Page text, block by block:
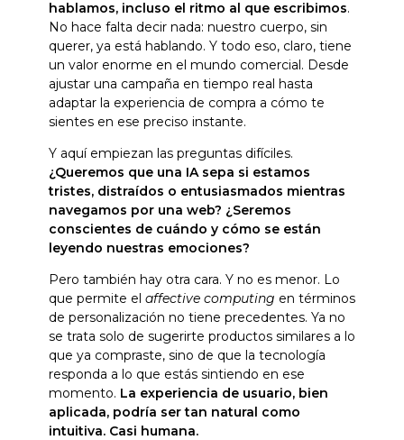
hablamos, incluso el ritmo al que escribimos.
No hace falta decir nada: nuestro cuerpo, sin
querer, ya está hablando. Y todo eso, claro, tiene
un valor enorme en el mundo comercial. Desde
ajustar una campaña en tiempo real hasta
adaptar la experiencia de compra a cómo te
sientes en ese preciso instante.
Y aquí empiezan las preguntas difíciles.
¿Queremos que una IA sepa si estamos
tristes, distraídos o entusiasmados mientras
navegamos por una web? ¿Seremos
conscientes de cuándo y cómo se están
leyendo nuestras emociones?
Pero también hay otra cara. Y no es menor. Lo
que permite el affective computing en términos
de personalización no tiene precedentes. Ya no
se trata solo de sugerirte productos similares a lo
que ya compraste, sino de que la tecnología
responda a lo que estás sintiendo en ese
momento. La experiencia de usuario, bien
aplicada, podría ser tan natural como
intuitiva. Casi humana.